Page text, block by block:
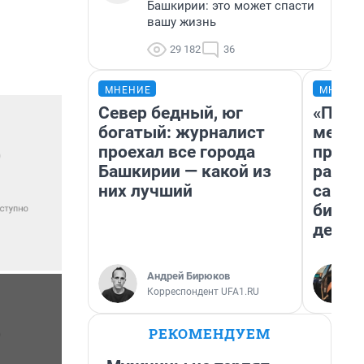
Башкирии: это может спасти
вашу жизнь
29 182 36
МНЕНИЕ
Север бедный, юг
богатый: журналист
проехал все города
Башкирии — какой из
них лучший
Андрей Бирюков
Корреспондент UFA1.RU
РЕКОМЕНДУЕМ